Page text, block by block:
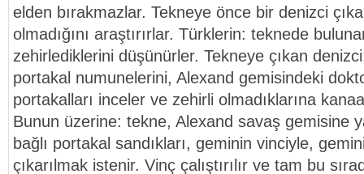
elden bırakmazlar. Tekneye önce bir denizci
olmadığını araştırırlar. Türklerin: teknede
zehirlediklerini düşünürler. Tekneye çıkan
portakal numunelerini, Alexand gemisindeki
portakalları inceler ve zehirli olmadıklarına
Bunun üzerine: tekne, Alexand savaş gemisine
bağlı portakal sandıkları, geminin vinciyle,
çıkarılmak istenir. Vinç çalıştırılır ve tam bu